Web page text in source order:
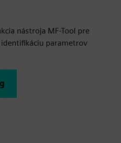
nástroja MF-Tool pre
parametrov